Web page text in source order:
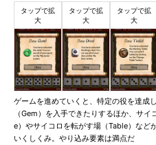
ゲームを進めていくと、特定の役を達成
（Gem）を入手できたりするほか、サイ
e）やサイコロを転がす場（Table）など
いくしくみ。やり込み要素は満点だ